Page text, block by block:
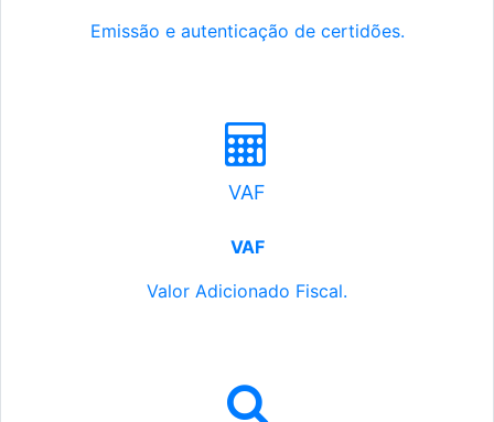
Emissão e autenticação de certidões.
VAF
VAF
Valor Adicionado Fiscal.